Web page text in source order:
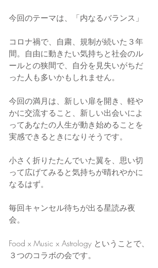
今回のテーマは、「内なるバランス」
コロナ禍で、自粛、規制が続いた３年
間。自由に動きたい気持ちと社会のル
ールとの狭間で、自分を見失いがちだ
った人も多いかもしれません。
今回の満月は、新しい扉を開き、軽や
かに交流すること、新しい出会いによ
ってあなたの人生が動き始めることを
実感できるときになりそうです。
小さく折りたたんでいた翼を、思い切
って広げてみると気持ちが晴れやかに
なるはず。
毎回キャンセル待ちが出る星読み夜
会。
Food x Music x Astrology ということで、
３つのコラボの会です。